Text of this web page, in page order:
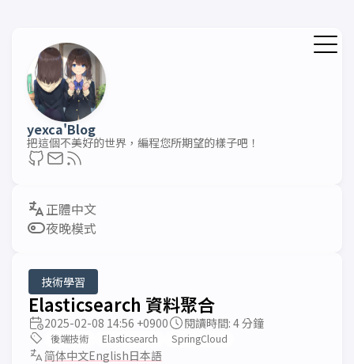
yexca'Blog
把這個不美好的世界，編程您所期望的樣子吧！
夜晚模式
技術學習
Elasticsearch 資料聚合
2025-02-08 14:56 +0900 閱讀時間: 4 分鐘
後端技術 Elasticsearch SpringCloud
简体中文English日本語